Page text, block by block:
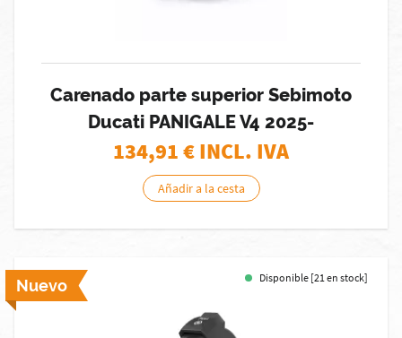
Carenado parte superior Sebimoto
Ducati PANIGALE V4 2025-
134,91€ INCL. IVA
Añadir a la cesta
Nuevo Disponible [21 en stock]